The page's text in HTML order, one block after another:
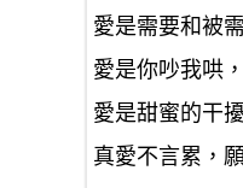
愛是需要和被
愛是你吵我哄
愛是甜蜜的干
真愛不言累，